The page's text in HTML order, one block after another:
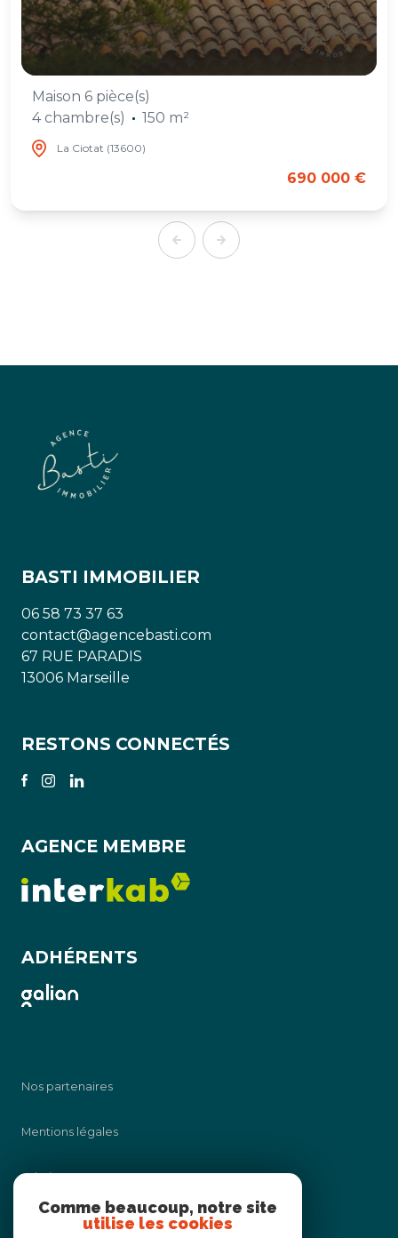
Maison 6 pièce(s)
4 chambre(s)
150 m²
La Ciotat (13600)
690 000 €
BASTI IMMOBILIER
06 58 73 37 63
contact@agencebasti.com
67 RUE PARADIS
13006 Marseille
RESTONS CONNECTÉS
AGENCE MEMBRE
ADHÉRENTS
Nos partenaires
Mentions légales
Admin
Nos honoraires
Comme beaucoup, notre site
utilise les cookies